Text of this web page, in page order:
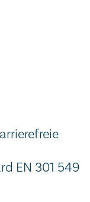
EN 301 549